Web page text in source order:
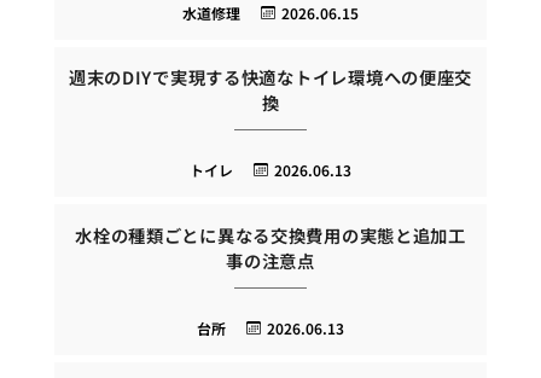
2026.06.15
水道修理
週末のDIYで実現する快適なトイレ環境への便座交
換
2026.06.13
トイレ
水栓の種類ごとに異なる交換費用の実態と追加工
事の注意点
2026.06.13
台所